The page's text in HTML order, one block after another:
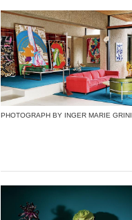
PHOTOGRAPH BY INGER MARIE GRINI